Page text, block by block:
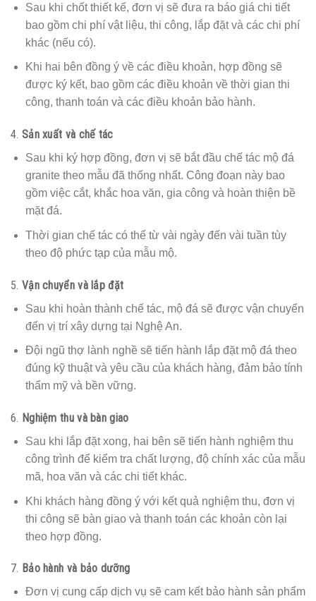
Sau khi chốt thiết kế, đơn vị sẽ đưa ra báo giá chi tiết
bao gồm chi phí vật liệu, thi công, lắp đặt và các chi phí
khác (nếu có).
Khi hai bên đồng ý về các điều khoản, hợp đồng sẽ
được ký kết, bao gồm các điều khoản về thời gian thi
công, thanh toán và các điều khoản bảo hành.
4. Sản xuất và chế tác
Sau khi ký hợp đồng, đơn vị sẽ bắt đầu chế tác mộ đá
granite theo mẫu đã thống nhất. Công đoạn này bao
gồm việc cắt, khắc hoa văn, gia công và hoàn thiện bề
mặt đá.
Thời gian chế tác có thể từ vài ngày đến vài tuần tùy
theo độ phức tạp của mẫu mộ.
5. Vận chuyển và lắp đặt
Sau khi hoàn thành chế tác, mộ đá sẽ được vận chuyển
đến vị trí xây dựng tại Nghệ An.
Đội ngũ thợ lành nghề sẽ tiến hành lắp đặt mộ đá theo
đúng kỹ thuật và yêu cầu của khách hàng, đảm bảo tính
thẩm mỹ và bền vững.
6. Nghiệm thu và bàn giao
Sau khi lắp đặt xong, hai bên sẽ tiến hành nghiệm thu
công trình để kiểm tra chất lượng, độ chính xác của mẫu
mã, hoa văn và các chi tiết khác.
Khi khách hàng đồng ý với kết quả nghiệm thu, đơn vị
thi công sẽ bàn giao và thanh toán các khoản còn lại
theo hợp đồng.
7. Bảo hành và bảo dưỡng
Đơn vị cung cấp dịch vụ sẽ cam kết bảo hành sản phẩm